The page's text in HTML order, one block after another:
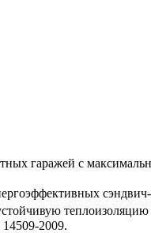
гаражей с
2009.